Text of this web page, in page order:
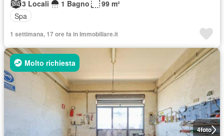
3 Locali 1 Bagno
99 m²
Spa
1 settimana, 17 ore fa in Immobiliare.it
4foto
Molto richiesta